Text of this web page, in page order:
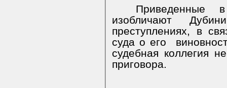
Приведенные в
изобличают
преступлениях, в
суда о его
судебная коллегия
приговора.